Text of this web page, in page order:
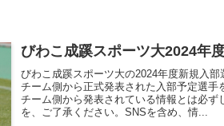
びわこ成蹊スポーツ大2024年
びわこ成蹊スポーツ大の2024年度新規入
チーム側から正式発表された入部予定選手
チーム側から発表されている情報とは必ず
を、ご了承ください。SNSを含め、情...